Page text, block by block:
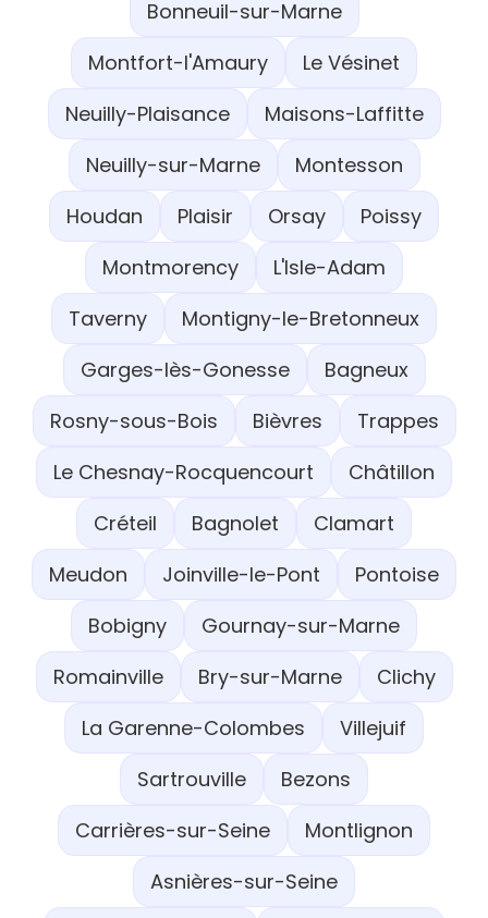
Bonneuil-sur-Marne
Montfort-l'Amaury
Le Vésinet
Neuilly-Plaisance
Maisons-Laffitte
Neuilly-sur-Marne
Montesson
Houdan
Plaisir Orsay
Poissy
Montmorency
L'Isle-Adam
Taverny
Montigny-le-Bretonneux
Garges-lès-Gonesse
Bagneux
Rosny-sous-Bois
Bièvres
Trappes
Le Chesnay-Rocquencourt
Châtillon
Créteil
Bagnolet
Clamart
Meudon
Joinville-le-Pont
Pontoise
Bobigny
Gournay-sur-Marne
Romainville
Bry-sur-Marne
Clichy
La Garenne-Colombes
Villejuif
Sartrouville
Bezons
Carrières-sur-Seine
Montlignon
Asnières-sur-Seine